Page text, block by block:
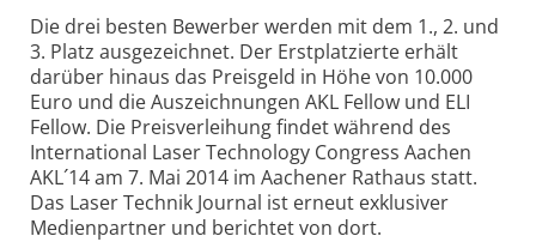
Die drei besten Bewerber werden mit dem 1., 2. und
3. Platz ausgezeichnet. Der Erstplatzierte erhält
darüber hinaus das Preisgeld in Höhe von 10.000
Euro und die Auszeichnungen AKL Fellow und ELI
Fellow. Die Preisverleihung findet während des
International Laser Technology Congress Aachen
AKL´14 am 7. Mai 2014 im Aachener Rathaus statt.
Das Laser Technik Journal ist erneut exklusiver
Medienpartner und berichtet von dort.